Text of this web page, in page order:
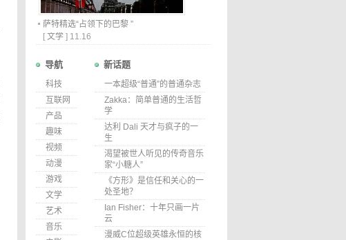
萨特精选“占领下的巴黎 ”
[ 文学 ] 11.16
导航
科技
互联网
产品
趣味
视频
动漫
游戏
文学
艺术
音乐
新话题
一本超级“普通”的普通杂志
Zakka：简单普通的生活哲
学
达利 Dali 天才与疯子的一
生
渴望被世人听见的传奇音乐
家“小糖人”
《方形》是信任和关心的一
处圣地？
Ian Fisher：十年只画一片
云
漫威C位超级英雄永恒的核